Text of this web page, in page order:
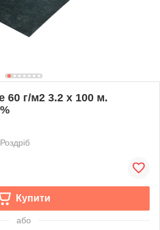
60 г/м2 3.2 х 100 м.
Роздріб
Купити
або